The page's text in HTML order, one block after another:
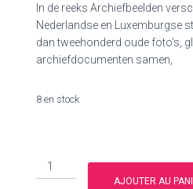
In de reeks Archiefbeelden
Nederlandse en Luxemburgse
dan tweehonderd oude foto’s,
archiefdocumenten samen,
8 en stock
quantité
de
AJOUTER AU